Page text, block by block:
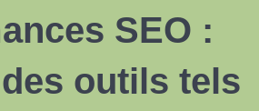
SEO :
outils tels